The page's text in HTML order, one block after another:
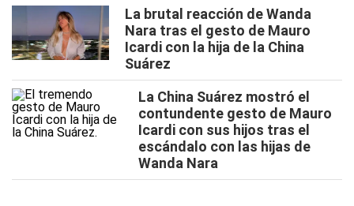
La brutal reacción de Wanda
Nara tras el gesto de Mauro
Icardi con la hija de la China
Suárez
La China Suárez mostró el
contundente gesto de Mauro
Icardi con sus hijos tras el
escándalo con las hijas de
Wanda Nara